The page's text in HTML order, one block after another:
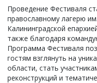
Проведение Фестиваля
православному лагерю
Калининградской
также благодаря
Программа Фестиваля
гостям взглянуть на
области, стать
реконструкций и